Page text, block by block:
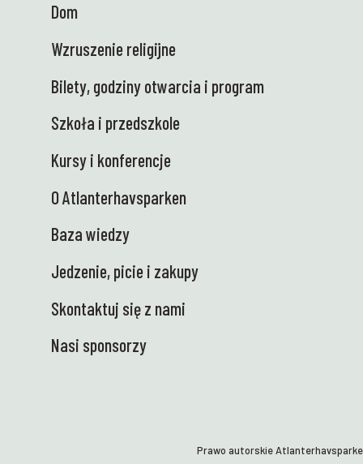
Dom
Wzruszenie religijne
Bilety, godziny otwarcia i program
Szkoła i przedszkole
Kursy i konferencje
O Atlanterhavsparken
Baza wiedzy
Jedzenie, picie i zakupy
Skontaktuj się z nami
Nasi sponsorzy
Prawo autorskie